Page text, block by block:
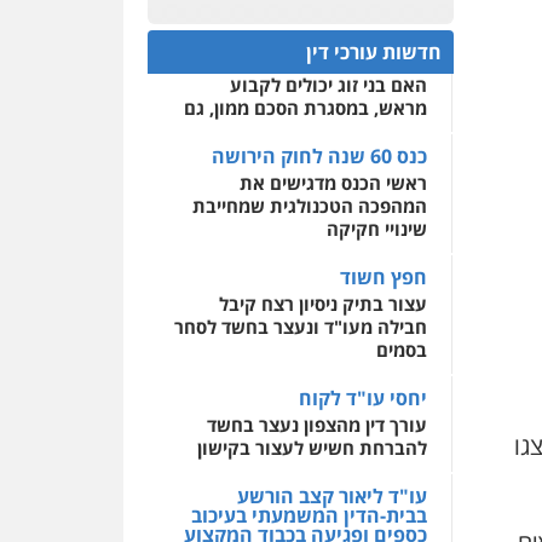
ומעצרים סייבר ניהול
משברים פליליים
0506355388
עו"ד דרוויש נאשף
פלילי פשיעה חמורה
אדם
0527448141
חליל ביאדי – משרד
עורכי דין
פלילי דיני תעבורה מעצרים
0509636895
עו"ד איהאב זבידאת
פשע עבירות המתה
עבירות מין
0522508109
אחסון אתרים
מהירות הגנה גיבוי
לעורכי דין
מרכז התחלה חדשה
שירותים מקצועיים לעורכי
דין
0544500346
חדשות עורכי דין
המתח שבין חוק יחסי ממון
לבין חוק הירושה
האם בני זוג יכולים לקבוע
מראש, במסגרת הסכם ממון, גם
כנס 60 שנה לחוק הירושה
ראשי הכנס מדגישים את
המהפכה הטכנולגית שמחייבת
שינויי חקיקה
חפץ חשוד
עצור בתיק ניסיון רצח קיבל
חבילה מעו"ד ונעצר בחשד לסחר
בסמים
יחסי עו"ד לקוח
עורך דין מהצפון נעצר בחשד
להברחת חשיש לעצור בקישון
עו"ד ליאור קצב הורשע
בבית-הדין המשמעתי בעיכוב
כספים ופגיעה בכבוד המקצוע